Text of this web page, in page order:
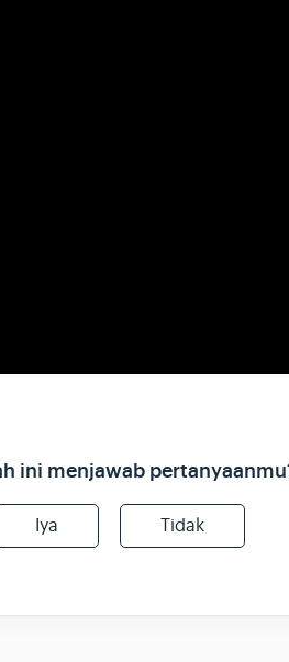
ini menjawab
Iya Tidak